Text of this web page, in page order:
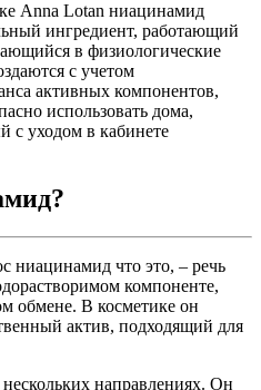
Anna Lotan ниацинамид
ингредиент, работающий
в физиологические
с учетом
активных компонентов,
использовать дома,
с уходом в кабинете
ниацинамид что это, – речь
компоненте,
обмене. В косметике он
актив, подходящий для
направлениях. Он